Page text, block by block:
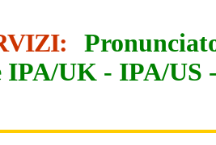
IPA/UK - IPA/US